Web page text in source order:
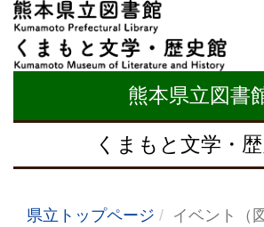
熊本県立図書
くまもと文学・
県立トップページ イベント（